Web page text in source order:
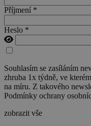
Příjmení *
Heslo *
Souhlasím se zasíláním
zhruba 1x týdně, ve
na míru. Z takového
Podmínky ochrany
zobrazit vše